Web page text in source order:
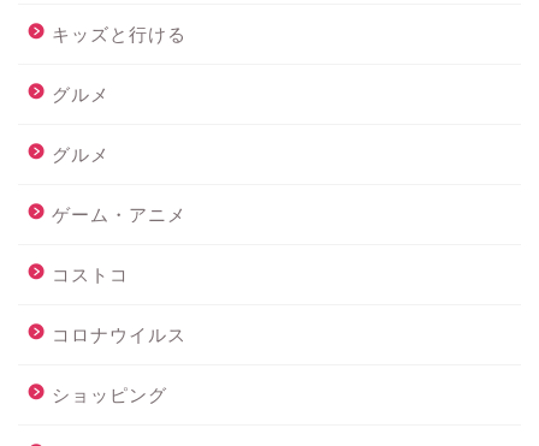
キッズと行ける
グルメ
グルメ
ゲーム・アニメ
コストコ
コロナウイルス
ショッピング